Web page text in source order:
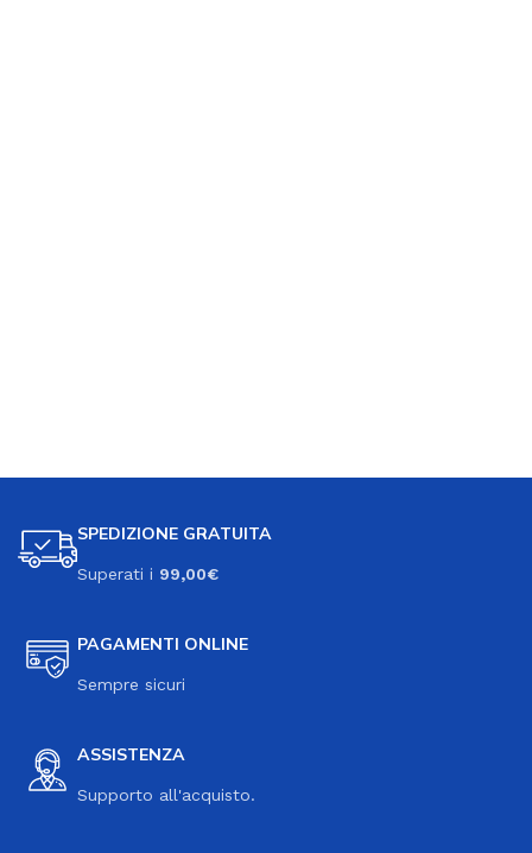
SPEDIZIONE GRATUITA
Superati i 99,00€
PAGAMENTI ONLINE
Sempre sicuri
ASSISTENZA
Supporto all'acquisto.